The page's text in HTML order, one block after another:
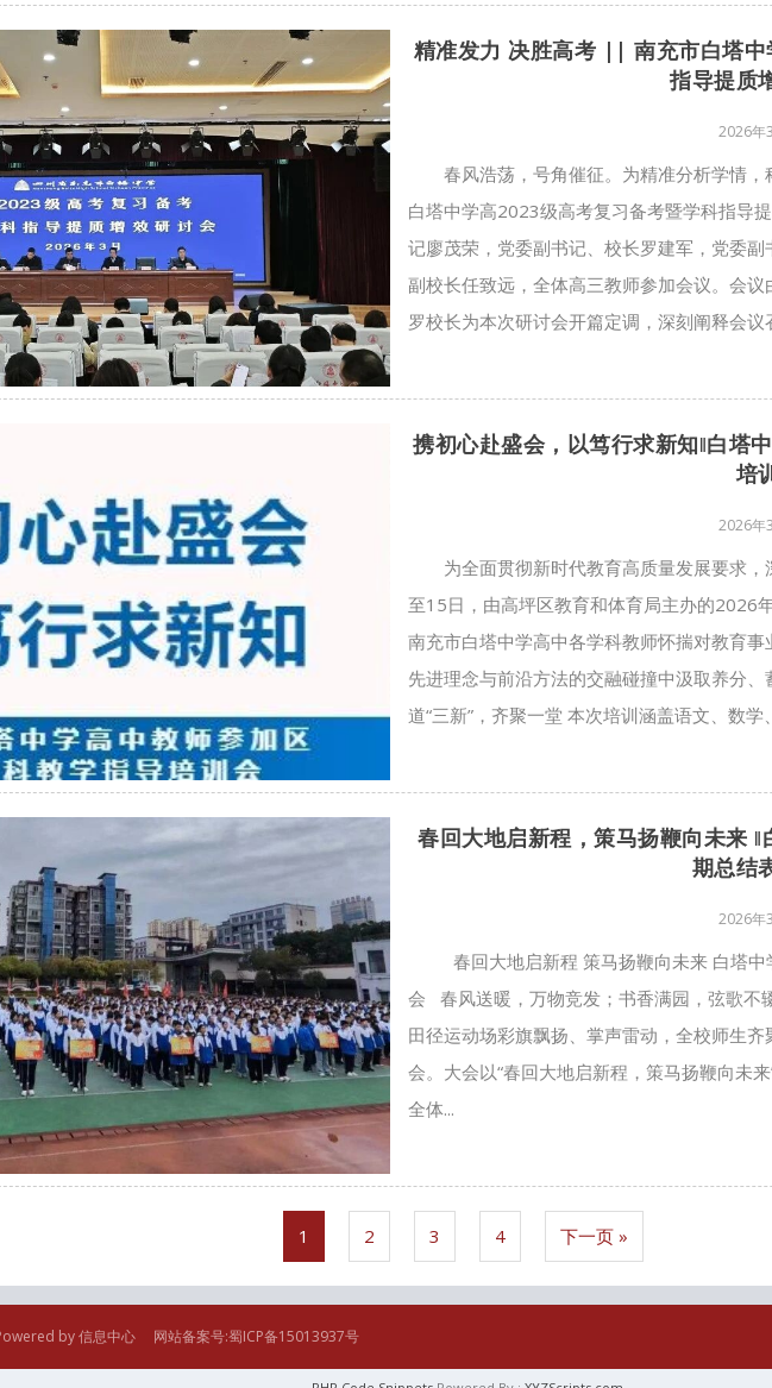
精准发力 决胜高考 || 南充市白塔
指导提质
2026年
春风浩荡，号角催征。为精准分析学情
白塔中学高2023级高考复习备考暨学科指导
记廖茂荣，党委副书记、校长罗建军，党委
副校长任致远，全体高三教师参加会议。会
罗校长为本次研讨会开篇定调，深刻阐释会
携初心赴盛会，以笃行求新知‖白塔
培
2026年
为全面贯彻新时代教育高质量发展要求
至15日，由高坪区教育和体育局主办的2026
南充市白塔中学高中各学科教师怀揣对教育
先进理念与前沿方法的交融碰撞中汲取养分
道“三新”，齐聚一堂 本次培训涵盖语文、数学
春回大地启新程，策马扬鞭向未来
期总结
2026年
春回大地启新程 策马扬鞭向未来 白塔
会 春风送暖，万物竞发；书香满园，弦歌不
田径运动场彩旗飘扬、掌声雷动，全校师生
会。大会以“春回大地启新程，策马扬鞭向未
全体...
1 2 3 4 下一页 »
by 信息中心 网站备案号:蜀ICP备15013937号